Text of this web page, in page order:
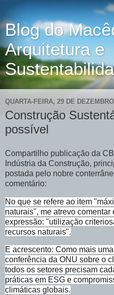
Blog do
Arquitetura e
QUARTA-FEIRA, 29 DE
Construção
possível
Compartilho publicação da
Indústria da Construção,
postada pelo nobre
comentário:
No que se refere ao item
naturais", me atrevo
expressão: "utilização
recursos naturais".
E acrescento: Como mais
conferência da ONU sobre o
todos os setores precisam
práticas em ESG e
climáticas globais.